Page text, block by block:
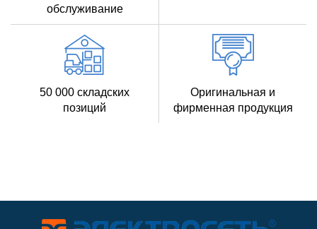
обслуживание
50 000 складских
позиций
Оригинальная и
фирменная продукция